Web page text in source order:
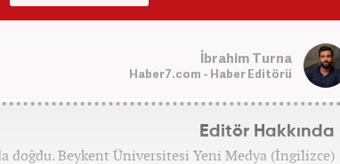
İbrahim Turna
Haber7.com - Haber Editörü
Editör Hakkında
doğdu. Beykent Üniversitesi Yeni Medya (İngilizce)